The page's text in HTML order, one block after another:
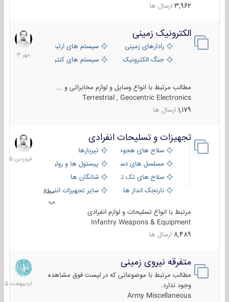
3,962 ارسال ها
الکترونیک زمینی
رادارهای زمینی
سیستم های ارتباطی و جمع آوری
جنگ الکترونیک
سیستم های کنترل آتش و تجهیزات
مطالب مرتبط با انواع وسایل و لوازم مخابراتی و ...
Terrestrial , Geocentric Electronics
1,179 ارسال ها
1
مهر
1403
تجهیزات و تسلیحات انفرادی
سلاح های هجومی
تیربارها
مسلسل های دستی
پیستول ها و رولورها
سلاح های تک تیر اندازیشاتگان ها
نارنجک انداز ها
سایر تجهیزات انفرادی
مطال
ب
مرتبط با انواع تسلیحات و لوازم انفرادی
Infantry Weapons & Equipment
8,489 ارسال ها
17
فروردین
1405
متفرقه نیروی زمینی
مطالب مرتبط با موضوعاتی که در لیست فوق مشاهده
وجود ندارد.
Army Miscellaneous
27
1405